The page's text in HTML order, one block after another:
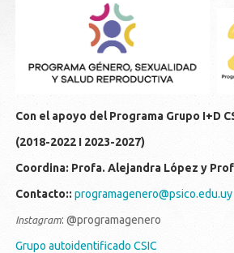
Con el apoyo del Programa Grupo I+D
(2018-2022 I 2023-2027)
Coordina: Profa. Alejandra López y
Contacto:: programagenero@psico.edu.uy
Instagram: @programagenero
Grupo autoidentificado CSIC